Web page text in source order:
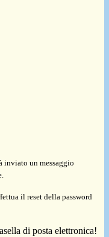
inviato un messaggio
il reset della password
di posta elettronica!